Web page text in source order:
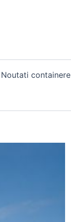
Noutati containere